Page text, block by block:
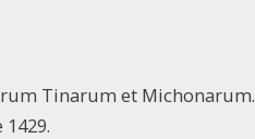
Tinarum et Michonarum.